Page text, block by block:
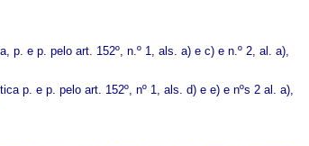
p. e p. pelo art. 152º, n.º 1, als. a) e c) e n.º 2, al. a),
p. e p. pelo art. 152º, nº 1, als. d) e e) e nºs 2 al. a),